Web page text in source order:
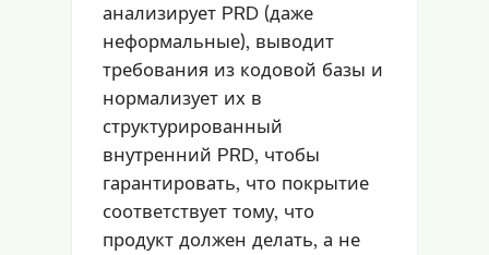
анализирует PRD (даже
неформальные), выводит
требования из кодовой базы и
нормализует их в
структурированный
внутренний PRD, чтобы
гарантировать, что покрытие
соответствует тому, что
продукт должен делать, а не